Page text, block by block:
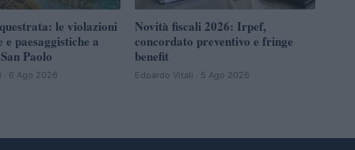
le violazioni
paesaggistiche a
Paolo
· 6 Ago 2026
Novità fiscali 2026: Irpef,
concordato preventivo e fringe
benefit
Edoardo Vitali · 5 Ago 2026